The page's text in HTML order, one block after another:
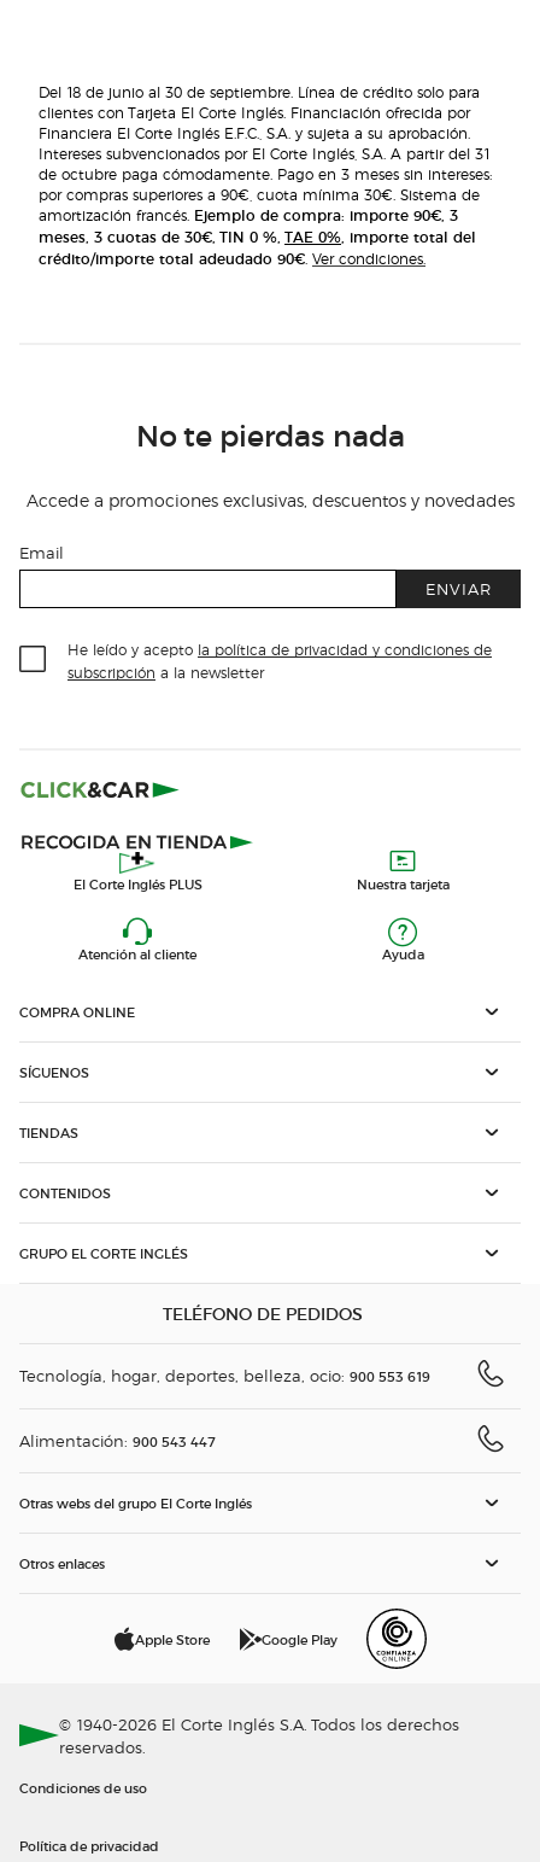
Del 18 de junio al 30 de septiembre. Línea de crédito solo para
clientes con Tarjeta El Corte Inglés. Financiación ofrecida por
Financiera El Corte Inglés E.F.C., S.A. y sujeta a su aprobación.
Intereses subvencionados por El Corte Inglés, S.A. A partir del 31
de octubre paga cómodamente. Pago en 3 meses sin intereses:
por compras superiores a 90€, cuota mínima 30€. Sistema de
amortización francés. Ejemplo de compra: importe 90€, 3
meses, 3 cuotas de 30€, TIN 0 %, TAE 0%, importe total del
crédito/importe total adeudado 90€ Ver condiciones.
No te pierdas nada
Accede a promociones exclusivas, descuentos y novedades
Email
ENVIAR
He leído y acepto la política de privacidad y condiciones de
subscripción a la newsletter
El Corte Inglés PLUS Nuestra tarjeta
Atención al cliente Ayuda
COMPRA ONLINE
SÍGUENOS
TIENDAS
CONTENIDOS
GRUPO EL CORTE INGLÉS
TELÉFONO DE PEDIDOS
Tecnología, hogar, deportes, belleza, ocio: 900 553 619
Alimentación: 900 543 447
Otras webs del grupo El Corte Inglés
Otros enlaces
Apple Store Google Play
© 1940-2026 El Corte Inglés S.A. Todos los derechos
reservados.
Condiciones de uso
Política de privacidad